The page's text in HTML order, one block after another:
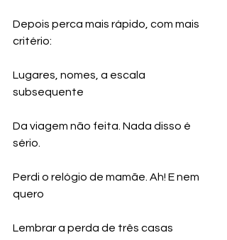
Depois perca mais rápido, com mais
critério:
Lugares, nomes, a escala
subsequente
Da viagem não feita. Nada disso é
sério.
Perdi o relógio de mamãe. Ah! E nem
quero
Lembrar a perda de três casas